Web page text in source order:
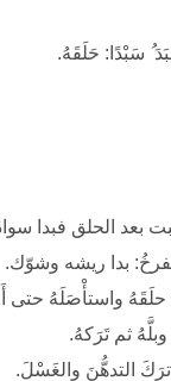
سَبْدًا: حَلَقَهُ.
بعد الحلق فبدا
بدا ريشه وشوّك.
واستأْصَلَهُ حتى
ثم تَرَكهُ.
التدهُّنَ والغَسْلَ.